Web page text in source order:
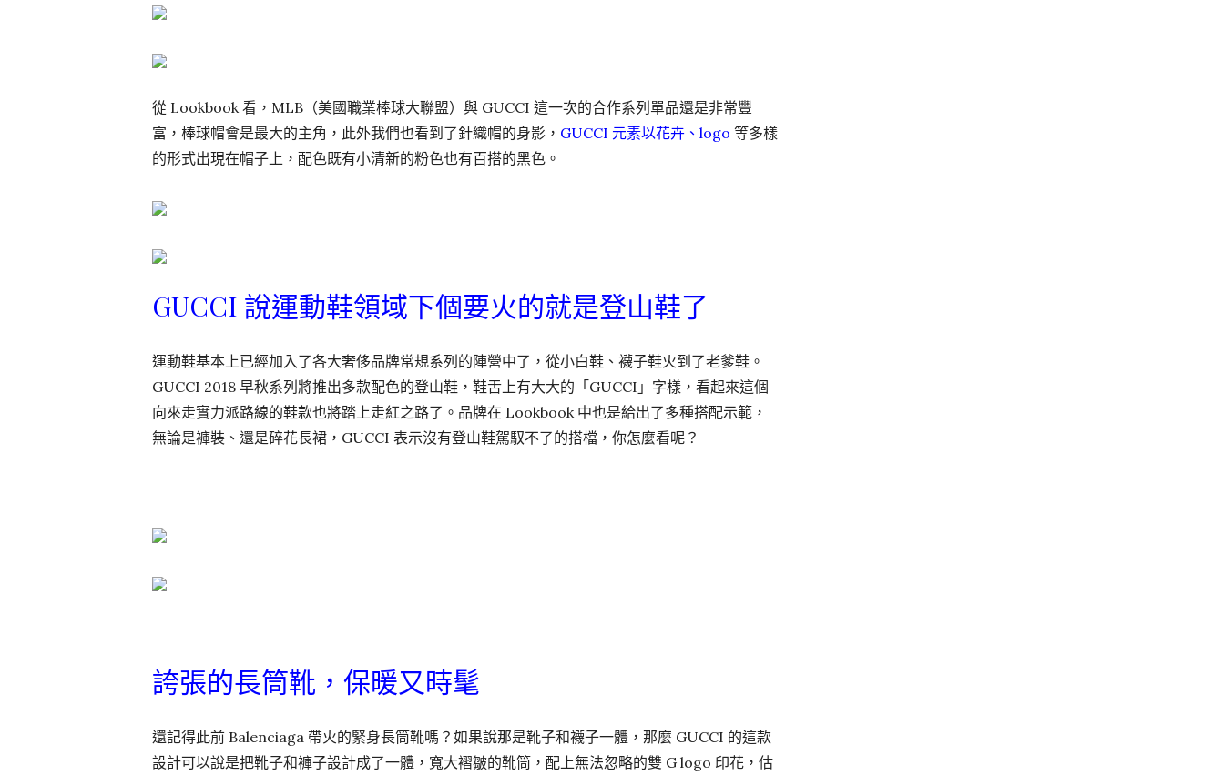
從 Lookbook 看，MLB（美國職業棒球大聯盟）與 GUCCI 這一次的合作系列單品還是非常豐
富，棒球帽會是最大的主角，此外我們也看到了針織帽的身影， GUCCI 元素以花卉、logo 等多樣
的形式出現在帽子上，配色既有小清新的粉色也有百搭的黑色。
GUCCI 說運動鞋領域下個要火的就是登山鞋了
運動鞋基本上已經加入了各大奢侈品牌常規系列的陣營中了，從小白鞋、襪子鞋火到了老爹鞋。
GUCCI 2018 早秋系列將推出多款配色的登山鞋，鞋舌上有大大的「GUCCI」字樣，看起來這個
向來走實力派路線的鞋款也將踏上走紅之路了。品牌在 Lookbook 中也是給出了多種搭配示範，
無論是褲裝、還是碎花長裙，GUCCI 表示沒有登山鞋駕馭不了的搭檔，你怎麼看呢？
誇張的長筒靴，保暖又時髦
還記得此前 Balenciaga 帶火的緊身長筒靴嗎？如果說那是靴子和襪子一體，那麼 GUCCI 的這款
設計可以說是把靴子和褲子設計成了一體，寬大褶皺的靴筒，配上無法忽略的雙 G logo 印花，估